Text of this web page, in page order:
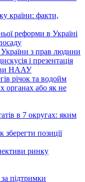
країни: факти,
реформи в Україні
з прав людини
і презентація
НААУ
річок та водойм
органах або як не
в 7 округах: яким
позиції
ринку
підтримки